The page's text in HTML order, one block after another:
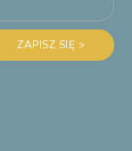
ZAPISZ SIĘ >